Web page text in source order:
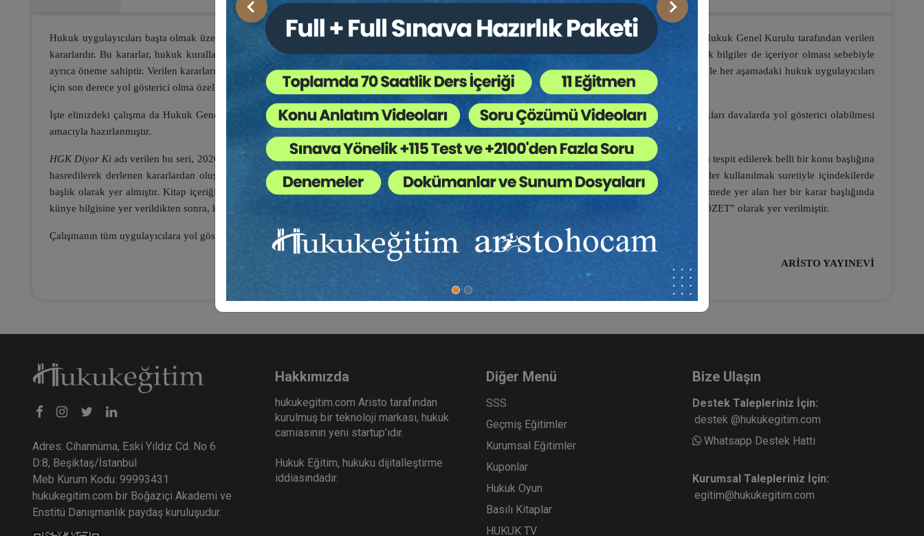
Önceki Sonraki
Hukuk uygulayıcıları başta olmak üzere bu alanda akademik çalışma yapan hukukçuların da sıklıkla başvurduğu kaynaklardan bir tanesi de Yargıtay Hukuk Genel Kurulu tarafından verilen
kararlardır. Bu kararlar, hukuk kurallarının somut olaylara uygulanması hususunda usulden esasa kadar ayrıntılı incelemeler içermesinin yanında teorik bilgiler de içeriyor olması sebebiyle
ayrıca öneme sahiptir. Verilen kararların ekseriyetle kesin olması ve ilk derece mahkemelerini bağlaması da emsal niteliğini güçlendirmektedir. Bu nedenle her aşamadaki hukuk uygulayıcıları
için son derece yol gösterici olma özelliğini haizdir.
İşte elinizdeki çalışma da Hukuk Genel Kurulu kararlarının bu özellikleri dikkate alınarak, hukuk uygulayıcılarına açacakları ve/veya yürütmekte oldukları davalarda yol gösterici olabilmesi
amacıyla hazırlanmıştır.
HGK Diyor Kiadı verilen bu seri, 2020-2022 yıllarını kapsar şekilde, uygulamada en çok karşılaşılan, en dinamik, en çok ihtiyaç duyulan konu başlıkları tespit edilerek belli bir konu başlığına
hasredilerek derlenen kararlardan oluşmaktadır. Derlenen kararların her birine bir numara verilmiş, kararın neye ilişkin olduğu hususu anahtar kelimeler kullanılmak suretiyle içindekilerde
başlık olarak yer almıştır. Kitap içeriğinde ise her sayfanın üst başlığında karar numarasına yer verilerek karar metnini bulmak kolaylaştırılmıştır. Derlemede yer alan her bir karar başlığında
künye bilgisine yer verildikten sonra, kararın neye ilişkin olduğu ve en nihayetinde ilgili hususta HGK’nun vermiş olduğu nihai karara kararın başında “ÖZET” olarak yer verilmiştir.
Çalışmanın tüm uygulayıcılara yol gösterici ve faydalı olması dileğiyle…
ARİSTO YAYINEVİ
Adres: Cihannüma, Eski Yıldız Cd. No 6
D:8, Beşiktaş/İstanbul
Meb Kurum Kodu: 99993431
hukukegitim.com bir Boğaziçi Akademi ve
Enstitü Danışmanlık paydaş kuruluşudur.
Hakkımızda
hukukegitim.com Aristo tarafından
kurulmuş bir teknoloji markası, hukuk
camiasının yeni startup’ıdır.
Hukuk Eğitim, hukuku dijitalleştirme
iddiasındadır.
Diğer Menü
SSS
Geçmiş Eğitimler
Kurumsal Eğitimler
Kuponlar
Hukuk Oyun
Basılı Kitaplar
HUKUK TV
Bize Ulaşın
Destek Talepleriniz İçin:
destek @hukukegitim.com
Whatsapp Destek Hattı
Kurumsal Talepleriniz İçin:
egitim@hukukegitim.com